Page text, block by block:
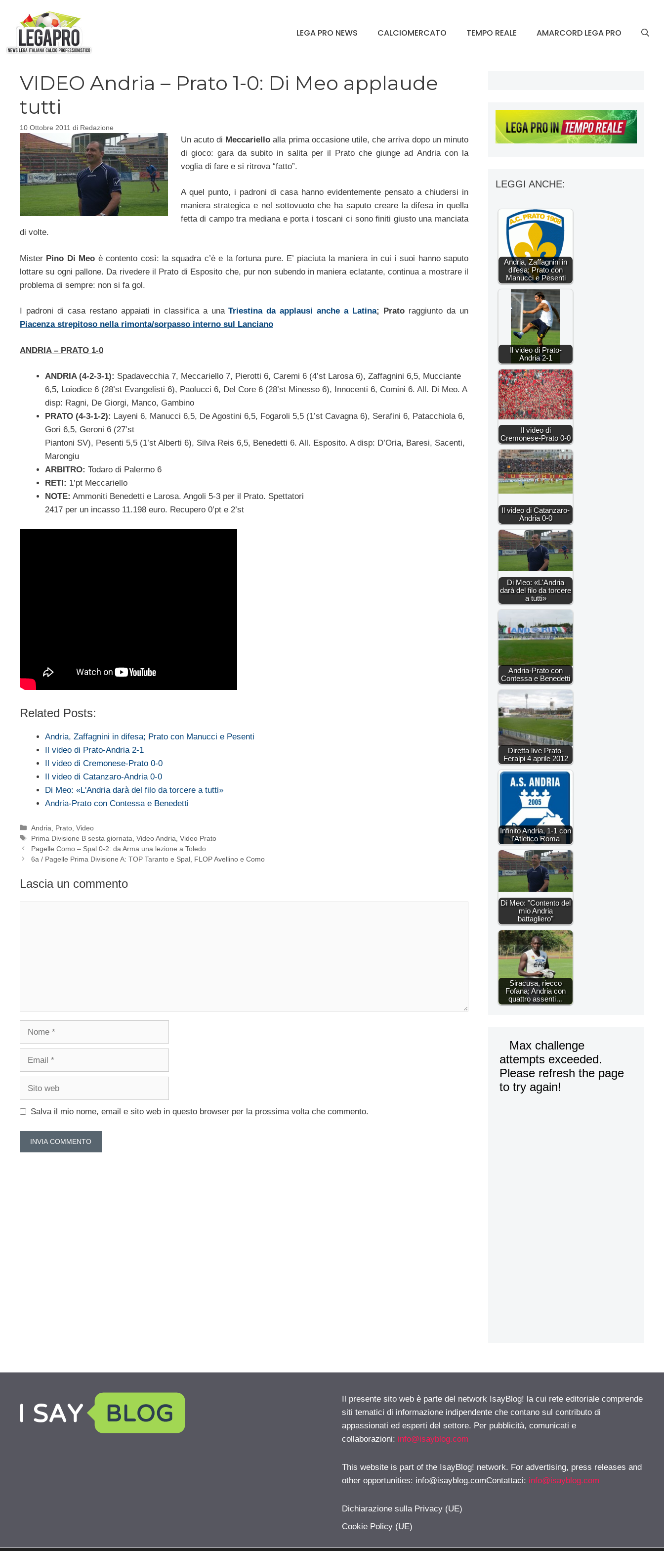
contenuto
LEGA PRO NEWS CALCIOMERCATO TEMPO REALE AMARCORD LEGA PRO
VIDEO Andria – Prato 1-0: Di Meo applaude
tutti
10 Ottobre 2011 di Redazione
Un acuto di Meccariello alla prima occasione utile, che arriva dopo un minuto
di gioco: gara da subito in salita per il Prato che giunge ad Andria con la
voglia di fare e si ritrova “fatto”.
A quel punto, i padroni di casa hanno evidentemente pensato a chiudersi in
maniera strategica e nel sottovuoto che ha saputo creare la difesa in quella
fetta di campo tra mediana e porta i toscani ci sono finiti giusto una manciata
di volte.
Mister Pino Di Meo è contento così: la squadra c’è e la fortuna pure. E’ piaciuta la maniera in cui i suoi hanno saputo
lottare su ogni pallone. Da rivedere il Prato di Esposito che, pur non subendo in maniera eclatante, continua a mostrare il
problema di sempre: non si fa gol.
I padroni di casa restano appaiati in classifica a unaTriestina da applausi anche a Latina; Prato raggiunto da un
Piacenza strepitoso nella rimonta/sorpasso interno sul Lanciano
ANDRIA – PRATO 1-0
ANDRIA (4-2-3-1): Spadavecchia 7, Meccariello 7, Pierotti 6, Caremi 6 (4’st Larosa 6), Zaffagnini 6,5, Mucciante
6,5, Loiodice 6 (28’st Evangelisti 6), Paolucci 6, Del Core 6 (28’st Minesso 6), Innocenti 6, Comini 6. All. Di Meo. A
disp: Ragni, De Giorgi, Manco, Gambino
PRATO (4-3-1-2): Layeni 6, Manucci 6,5, De Agostini 6,5, Fogaroli 5,5 (1’st Cavagna 6), Serafini 6, Patacchiola 6,
Gori 6,5, Geroni 6 (27’st
Piantoni SV), Pesenti 5,5 (1’st Alberti 6), Silva Reis 6,5, Benedetti 6. All. Esposito. A disp: D’Oria, Baresi, Sacenti,
Marongiu
ARBITRO: Todaro di Palermo 6
RETI: 1’pt Meccariello
NOTE: Ammoniti Benedetti e Larosa. Angoli 5-3 per il Prato. Spettatori
2417 per un incasso 11.198 euro. Recupero 0’pt e 2’st
Related Posts:
Andria, Zaffagnini in difesa; Prato con Manucci e Pesenti
Il video di Prato-Andria 2-1
Il video di Cremonese-Prato 0-0
Il video di Catanzaro-Andria 0-0
Di Meo: «L'Andria darà del filo da torcere a tutti»
Andria-Prato con Contessa e Benedetti
Categorie
Andria Prato ,Video
Tag
Prima Divisione B sesta giornata ,Video Andria ,Video Prato
Pagelle Como – Spal 0-2: da Arma una lezione a Toledo
6a / Pagelle Prima Divisione A: TOP Taranto e Spal, FLOP Avellino e Como
Lascia un commento
Nome
Email
Sito
Salva il mio nome, email e sito web in questo browser per la prossima volta che commento.
LEGGI ANCHE:
Andria, Zaffagnini in
difesa; Prato con
Manucci e Pesenti
Il video di Prato-
Andria 2-1
Il video di
Cremonese-Prato 0-0
Il video di Catanzaro-
Andria 0-0
Di Meo: «L'Andria
darà del filo da torcere
a tutti»
Andria-Prato con
Contessa e Benedetti
Diretta live Prato-
Feralpi 4 aprile 2012
Infinito Andria, 1-1 con
l'Atletico Roma
Di Meo: "Contento del
mio Andria
battagliero"
Siracusa, riecco
Fofana; Andria con
quattro assenti…
Il presente sito web è parte del network IsayBlog! la cui rete editoriale comprende
siti tematici di informazione indipendente che contano sul contributo di
appassionati ed esperti del settore. Per pubblicità, comunicati e
collaborazioni: info@isayblog.com
This website is part of the IsayBlog! network. For advertising, press releases and
other opportunities: info@isayblog.comContattaci: info@isayblog.com
Dichiarazione sulla Privacy (UE)
Cookie Policy (UE)